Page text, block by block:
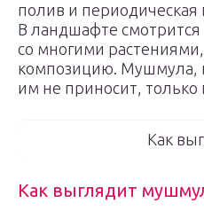
полив и периодическая
В ландшафте смотрится
со многими
композицию. Мушмула,
им не приносит, только
Как
Как выглядит